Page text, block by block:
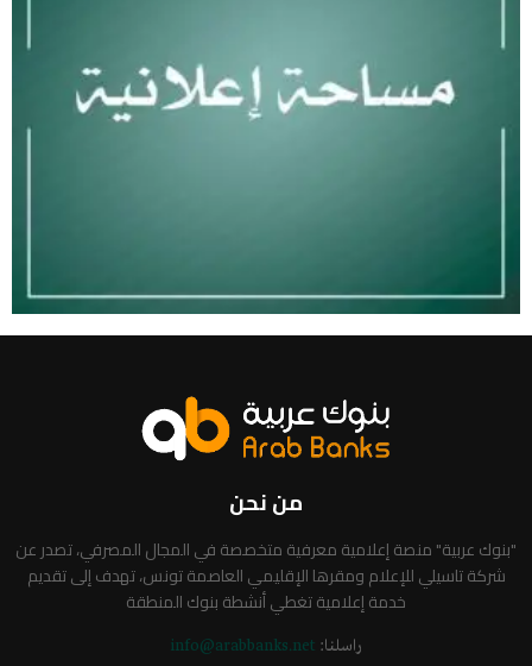
من نحن
"بنوك عربية" منصة إعلامية معرفية متخصصة في المجال المصرفي، تصدر عن
شركة تاسيلي للإعلام ومقرها الإقليمي العاصمة تونس، تهدف إلى تقديم
خدمة إعلامية تغطي أنشطة بنوك المنطقة
راسلنا: info@arabbanks.net